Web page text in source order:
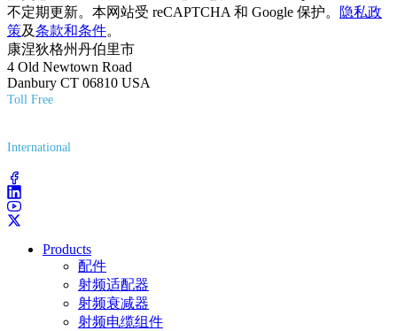
不定期更新。本网站受 reCAPTCHA 和 Google 保护。
隐私政
策及条款和条件。
康涅狄格州丹伯里市
4 Old Newtown Road
Danbury CT 06810 USA
Toll Free
International
Products
配件
射频适配器
射频衰减器
射频电缆组件